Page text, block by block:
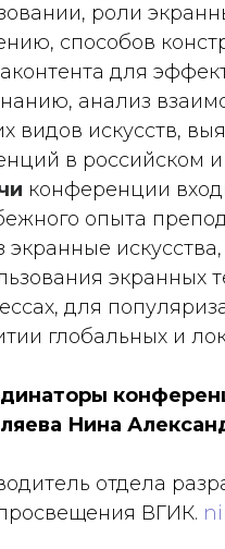
роли
способов
для
анализ
видов искусств,
в российском
конференции
опыта
экранные
экранных
для
глобальных и
Нина
отдела
ВГИК.